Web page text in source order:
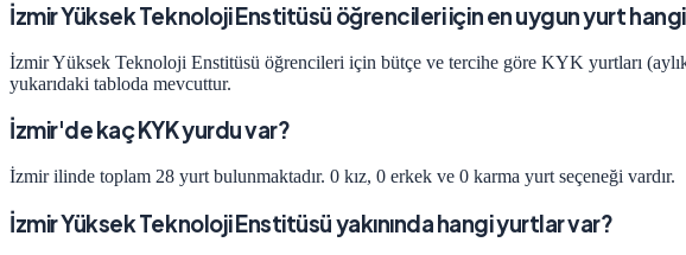
İzmir Yüksek Teknoloji Enstitüsü öğrencileri için en uygun yurt
İzmir Yüksek Teknoloji Enstitüsü öğrencileri için bütçe ve tercihe göre KYK yurtları
yukarıdaki tabloda mevcuttur.
İzmir'de kaç KYK yurdu var?
İzmir ilinde toplam 28 yurt bulunmaktadır. 0 kız, 0 erkek ve 0 karma yurt seçeneği vardır.
İzmir Yüksek Teknoloji Enstitüsü yakınında hangi yurtlar var?